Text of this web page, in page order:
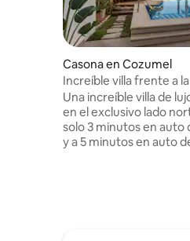
Casona en Cozumel
Increíble villa frente a
Una increíble villa de
en el exclusivo lado
solo 3 minutos en auto
y a 5 minutos en auto